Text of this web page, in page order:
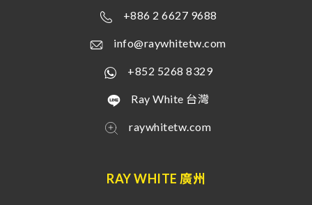
+886 2 6627 9688
info@raywhitetw.com
+852 5268 8329
Ray White 台灣
raywhitetw.com
RAY WHITE 廣州